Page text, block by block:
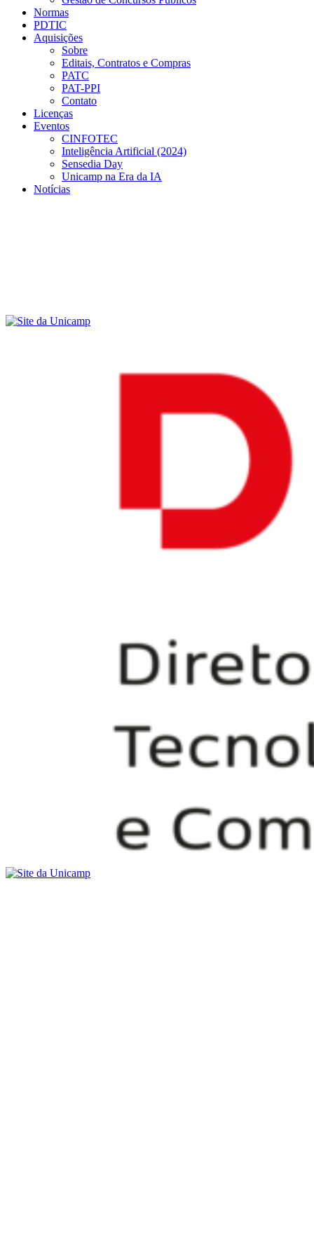
Normas
PDTIC
Aquisições
Sobre
Editais, Contratos e Compras
PATC
PAT-PPI
Contato
Licenças
Eventos
CINFOTEC
Inteligência Artificial (2024)
Sensedia Day
Unicamp na Era da IA
Notícias